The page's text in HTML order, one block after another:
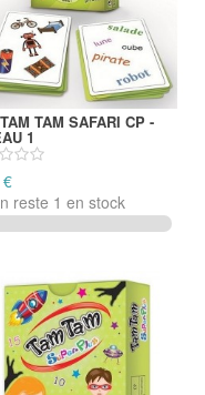
TAM SAFARI CP -
1
reste 1 en stock